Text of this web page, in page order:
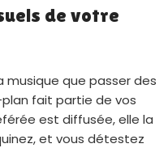
de votre
que passer des
fait partie de vos
est diffusée, elle la
et vous détestez